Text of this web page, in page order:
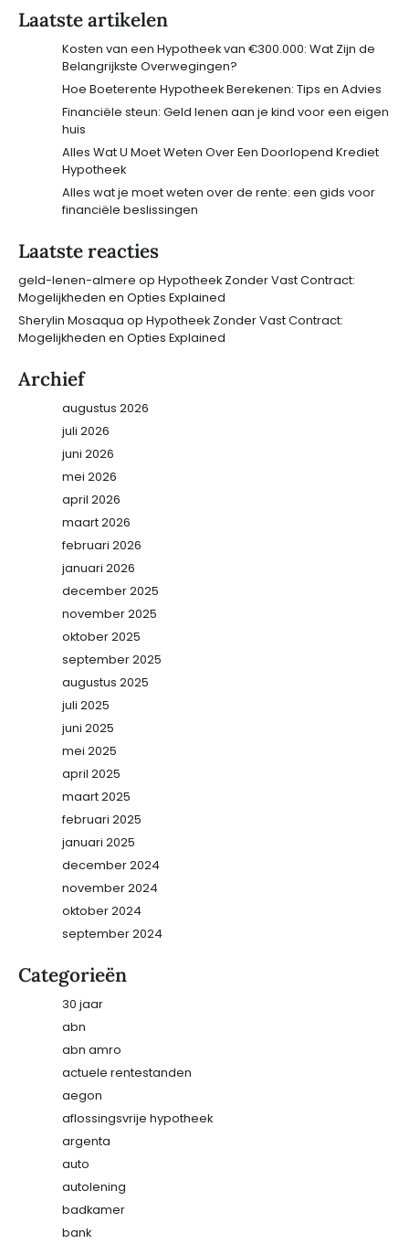
Laatste artikelen
Kosten van een Hypotheek van €300.000: Wat Zijn de
Belangrijkste Overwegingen?
Hoe Boeterente Hypotheek Berekenen: Tips en Advies
Financiële steun: Geld lenen aan je kind voor een eigen
huis
Alles Wat U Moet Weten Over Een Doorlopend Krediet
Hypotheek
Alles wat je moet weten over de rente: een gids voor
financiële beslissingen
Laatste reacties
geld-lenen-almere op Hypotheek Zonder Vast Contract:
Mogelijkheden en Opties Explained
Sherylin Mosaqua op Hypotheek Zonder Vast Contract:
Mogelijkheden en Opties Explained
Archief
augustus 2026
juli 2026
juni 2026
mei 2026
april 2026
maart 2026
februari 2026
januari 2026
december 2025
november 2025
oktober 2025
september 2025
augustus 2025
juli 2025
juni 2025
mei 2025
april 2025
maart 2025
februari 2025
januari 2025
december 2024
november 2024
oktober 2024
september 2024
Categorieën
30 jaar
abn
abn amro
actuele rentestanden
aegon
aflossingsvrije hypotheek
argenta
auto
autolening
badkamer
bank